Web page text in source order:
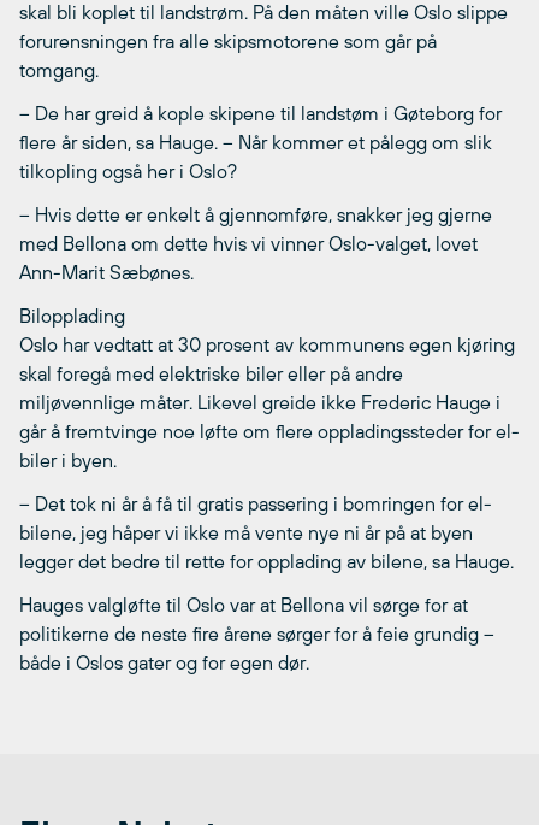
skal bli koplet til landstrøm. På den måten ville Oslo slippe
forurensningen fra alle skipsmotorene som går på
tomgang.
– De har greid å kople skipene til landstøm i Gøteborg for
flere år siden, sa Hauge. – Når kommer et pålegg om slik
tilkopling også her i Oslo?
– Hvis dette er enkelt å gjennomføre, snakker jeg gjerne
med Bellona om dette hvis vi vinner Oslo-valget, lovet
Ann-Marit Sæbønes.
Bilopplading
Oslo har vedtatt at 30 prosent av kommunens egen kjøring
skal foregå med elektriske biler eller på andre
miljøvennlige måter. Likevel greide ikke Frederic Hauge i
går å fremtvinge noe løfte om flere oppladingssteder for el-
biler i byen.
– Det tok ni år å få til gratis passering i bomringen for el-
bilene, jeg håper vi ikke må vente nye ni år på at byen
legger det bedre til rette for opplading av bilene, sa Hauge.
Hauges valgløfte til Oslo var at Bellona vil sørge for at
politikerne de neste fire årene sørger for å feie grundig –
både i Oslos gater og for egen dør.